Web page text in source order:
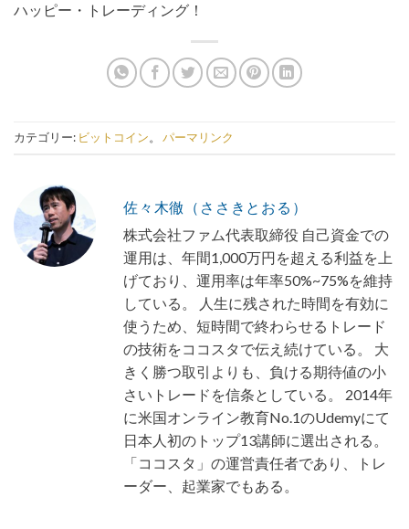
ハッピー・トレーディング！
カテゴリー: ビットコイン。 パーマリンク
佐々木徹（ささきとおる）
株式会社ファム代表取締役 自己資金での
運用は、年間1,000万円を超える利益を上
げており、運用率は年率50%~75%を維持
している。 人生に残された時間を有効に
使うため、短時間で終わらせるトレード
の技術をココスタで伝え続けている。 大
きく勝つ取引よりも、負ける期待値の小
さいトレードを信条としている。 2014年
に米国オンライン教育No.1のUdemyにて
日本人初のトップ13講師に選出される。
「ココスタ」の運営責任者であり、トレ
ーダー、起業家でもある。